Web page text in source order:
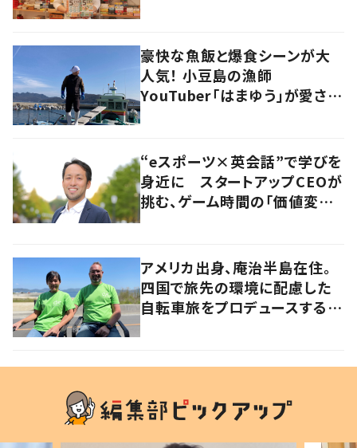
豪快な魚飯と爆食シーンが大
人気！ 小豆島の漁師
YouTuber「はまゆう」が愛され
“eスポーツ×英会話”で学びを
身近に スタートアップCEOが
挑む、ゲーム時間の「価値変容」
アメリカ出身、庵治半島在住。
四国で旅先の環境に配慮した
自転車旅をプロデュースする